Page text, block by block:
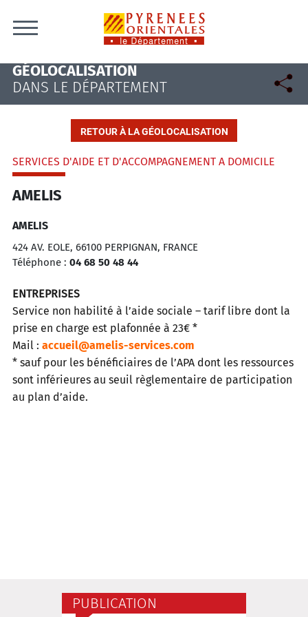
GÉOLOCALISATION
DANS LE DÉPARTEMENT
RETOUR À LA GÉOLOCALISATION
SERVICES D'AIDE ET D'ACCOMPAGNEMENT A DOMICILE
AMELIS
AMELIS
424 AV. EOLE, 66100 PERPIGNAN, FRANCE
Téléphone : 04 68 50 48 44
ENTREPRISES
Service non habilité à l’aide sociale – tarif libre dont la
prise en charge est plafonnée à 23€ *
Mail : accueil@amelis-services.com
* sauf pour les bénéficiaires de l’APA dont les ressources
sont inférieures au seuil règlementaire de participation
au plan d’aide.
PUBLICATION